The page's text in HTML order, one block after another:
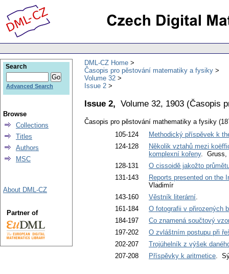
DML-CZ Home
Časopis pro pěstování matematiky a fysiky
Volume 32
Issue 2
Issue 2, Volume 32, 1903 (Časopis
Časopis pro pěstování mathematiky a fysiky
105-124
Methodický příspěvek k
124-128
Několik vztahů mezi
komplexní kořeny. Gruss,
128-131
O cissoidě jakožto
131-143
Reports presented on the
Vladimír
143-160
Věstník literární.
161-184
O fotografii v přirozených
184-197
Co znamená součtový
197-202
O zvláštním postupu při
202-207
Trojúhelník z výšek
207-208
Příspěvky k aritmetice.
Search
Advanced Search
Browse
Collections
Titles
Authors
MSC
About DML-CZ
Partner of